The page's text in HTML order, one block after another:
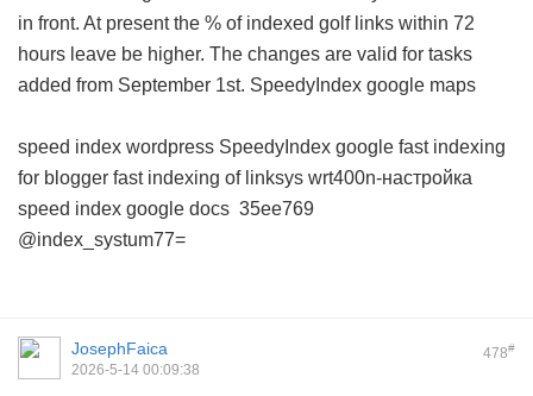
in front. At present the % of indexed golf links within 72
hours leave be higher. The changes are valid for tasks
added from September 1st. SpeedyIndex google maps
speed index wordpress SpeedyIndex google fast indexing
for blogger fast indexing of linksys wrt400n-настройка
speed index google docs 35ee769
@index_systum77=
478#
JosephFaica
2026-5-14 00:09:38